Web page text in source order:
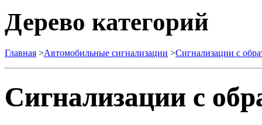
Дерево категорий
Главная >Автомобильные сигнализации >Сигнализации с
Сигнализации с